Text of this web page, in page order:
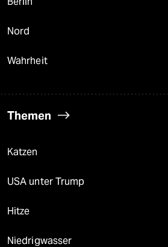
Nord
Wahrheit
Themen
Katzen
USA unter Trump
Hitze
Niedrigwasser